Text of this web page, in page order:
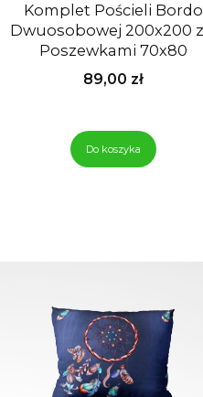
Komplet Pościeli Bordo
Dwuosobowej 200x200 z 2
Poszewkami 70x80
Cena
89,00 zł
Do koszyka